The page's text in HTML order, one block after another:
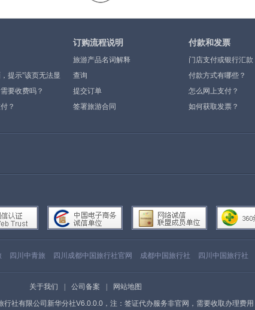
提示”该页无法显
能是什么原因？
要收费吗？
？
订购流程说明
旅游产品名词解释
查询
提交订单
签署旅游合同
付款和发票
门店支付或银行汇款
付款方式有哪些？
怎么网上支付？
如何获取发票？
四川中青旅 四川成都中国旅行社官网 成都中国旅行社 四川中国旅行社
关于我们 公司备案
网站地图
行社有限公司新华分社V6.0.0.0，注：签证代办服务非官网，需要收取办理费用